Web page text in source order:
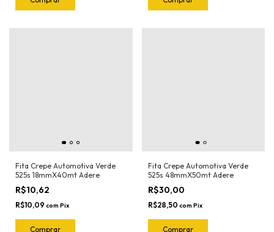
Fita Crepe Automotiva Verde
525s 18mmX40mt Adere
R$10,62
R$10,09 com Pix
Fita Crepe Automotiva Verde
525s 48mmX50mt Adere
R$30,00
R$28,50 com Pix